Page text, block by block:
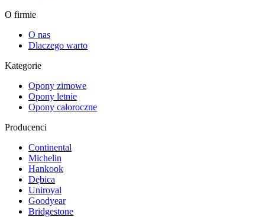
O firmie
O nas
Dlaczego warto
Kategorie
Opony zimowe
Opony letnie
Opony całoroczne
Producenci
Continental
Michelin
Hankook
Dębica
Uniroyal
Goodyear
Bridgestone